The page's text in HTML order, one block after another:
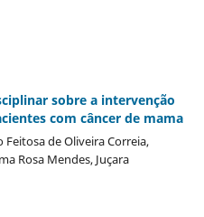
sobre a intervenção
com câncer de mama
Feitosa de Oliveira Correia,
Rosa Mendes, Juçara